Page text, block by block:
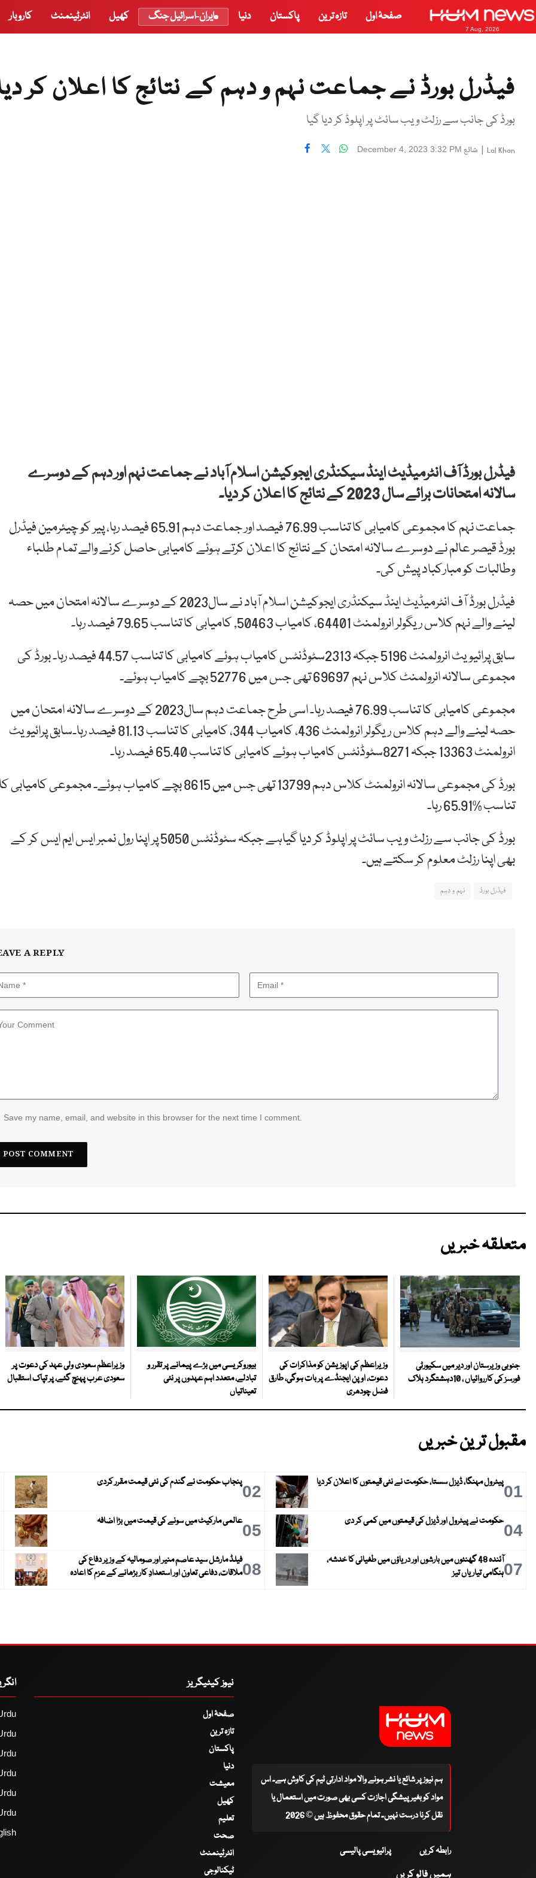
7 Aug, 2026
صفحۂ اول تازہ ترین پاکستان دنیا ایران-اسرائیل جنگ کھیل انٹرٹینمنٹ کاروبار
فیڈرل بورڈ نے جماعت نہم و دہم کے نتائج کا اعلان کر
بورڈ کی جانب سے رزلٹ ویب سائٹ پر اپلوڈ کر دیا گیا
Lal Khan
| شائع December 4, 2023 3:32 PM
فیڈرل بورڈ آف انٹرمیڈیٹ اینڈ سیکنڈری ایجوکیشن اسلام آباد نے جماعت نہم اور دہم کے دوسرے
سالانہ امتحانات برائے سال 2023 کے نتائج کا اعلان کر دیا۔
جماعت نہم کا مجموعی کامیابی کا تناسب 76.99 فیصد اور جماعت دہم 65.91 فیصد رہا، پیر کو چیئرمین فیڈرل
بورڈ قیصر عالم نے دوسرے سالانہ امتحان کے نتائج کا اعلان کرتے ہوئے کامیابی حاصل کرنے والے تمام طلباء
وطالبات کو مبارکباد پیش کی۔
فیڈرل بورڈ آف انٹرمیڈیٹ اینڈ سیکنڈری ایجوکیشن اسلام آباد نے سال2023 کے دوسرے سالانہ امتحان میں حصہ
لینے والے نہم کلاس ریگولر انرولمنٹ 64401، کامیاب 50463, کامیابی کا تناسب 79.65 فیصد رہا۔
سابق پرائیویٹ انرولمنٹ 5196 جبکہ 2313سٹوڈنٹس کامیاب ہوئے کامیابی کا تناسب 44.57 فیصد رہا۔ بورڈ کی
مجموعی سالانہ انرولمنٹ کلاس نہم 69697 تھی جس میں 52776 بچے کامیاب ہوئے۔
مجموعی کامیابی کا تناسب 76.99 فیصد رہا۔ اسی طرح جماعت دہم سال2023 کے دوسرے سالانہ امتحان میں
حصہ لینے والے دہم کلاس ریگولر انرولمنٹ 436، کامیاب 344، کامیابی کا تناسب 81.13 فیصد رہا۔سابق پرائیویٹ
انرولمنٹ 13363 جبکہ 8271سٹوڈنٹس کامیاب ہوئے کامیابی کا تناسب 65.40 فیصد رہا۔
بورڈ کی مجموعی سالانہ انرولمنٹ کلاس دہم 13799 تھی جس میں 8615 بچے کامیاب ہوئے۔ مجموعی کامیابی
تناسب %65.91 رہا۔
بورڈ کی جانب سے رزلٹ ویب سائٹ پر اپلوڈ کر دیا گیاہے جبکہ سٹوڈنٹس 5050 پر اپنا رول نمبر ایس ایم ایس کر کے
بھی اپنا رزلٹ معلوم کر سکتے ہیں۔
فیڈرل بورڈ نہم و دہم
A REPLY
Save my name, email, and website in this browser for the next time I comment.
متعلقہ خبریں
جنوبی وزیرستان اور دیر میں سکیورٹی
فورسز کی کارروائیاں ، 10دہشتگرد ہلاک
وزیراعظم کی اپوزیشن کو مذاکرات کی
دعوت، اوپن ایجنڈے پر بات ہوگی، طارق
فضل چودھری
بیوروکریسی میں بڑے پیمانے پر تقرر و
تبادلے، متعدد اہم عہدوں پر نئی
تعیناتیاں
وزیراعظم سعودی ولی عہد کی دعوت پر
سعودی عرب پہنچ گئے، پر تپاک استقبال
مقبول ترین خبریں
01پیٹرول مہنگا، ڈیزل سستا، حکومت نے نئی قیمتوں کا اعلان کر دیا 02پنجاب حکومت نے گندم کی نئی قیمت مقرر کردی
04حکومت نے پیٹرول اور ڈیزل کی قیمتوں میں کمی کر دی 05عالمی مارکیٹ میں سونے کی قیمت میں بڑا اضافہ
07
آئندہ 48 گھنٹوں میں بارشوں اور دریاؤں میں طغیانی کا خدشہ،
ہنگامی تیاریاں تیز
08فیلڈ مارشل سید عاصم منیر اور صومالیہ کے وزیر دفاع کی
ملاقات، دفاعی تعاون اور استعدادِ کار بڑھانے کے عزم کا اعادہ
ہم نیوز پر شائع یا نشر ہونے والا مواد ادارتی ٹیم کی کاوش ہے۔ اس
مواد کو بغیر پیشگی اجازت کسی بھی صورت میں استعمال یا
نقل کرنا درست نہیں۔ تمام حقوق محفوظ ہیں © 2026
رابطہ کریں پرائیویسی پالیسی
ہمیں فالو کریں
نیوز کیٹیگریز
صفحۂ اول
تازہ ترین
پاکستان
دنیا
معیشت
کھیل
تعلیم
صحت
انٹرٹینمنٹ
ٹیکنالوجی